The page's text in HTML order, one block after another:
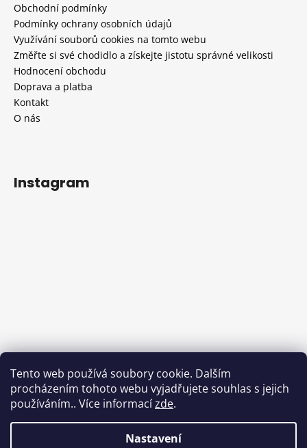
Tento web používá soubory cookie. Dalším
procházením tohoto webu vyjadřujete souhlas s jejich
používáním.. Více informacízde.
Nastavení
Obchodní podmínky
Podmínky ochrany osobních údajů
Využívání souborů cookies na tomto webu
Změřte si své chodidlo a získejte jistotu správné velikosti
Hodnocení obchodu
Doprava a platba
Kontakt
O nás
Instagram
Facebook